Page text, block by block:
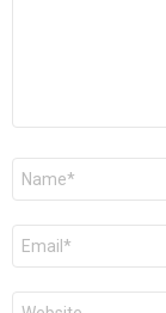
electrónico
*